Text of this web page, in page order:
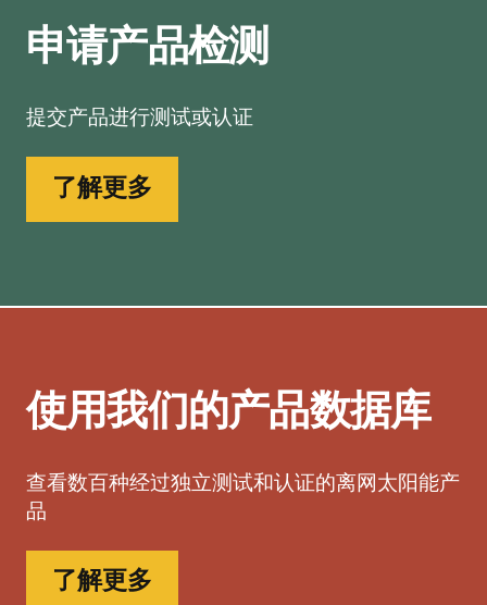
申请产品检测
提交产品进行测试或认证
了解更多
使用我们的产品数据库
查看数百种经过独立测试和认证的离网太阳能产
品
了解更多